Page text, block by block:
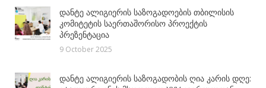
დანტე ალიგიერის საზოგადოების თბილისის
კომიტეტის საერთაშორისო პროექტის
პრეზენტაცია
9 October 2025
დანტე ალიგიერის საზოგადობის ღია კარის დღე: